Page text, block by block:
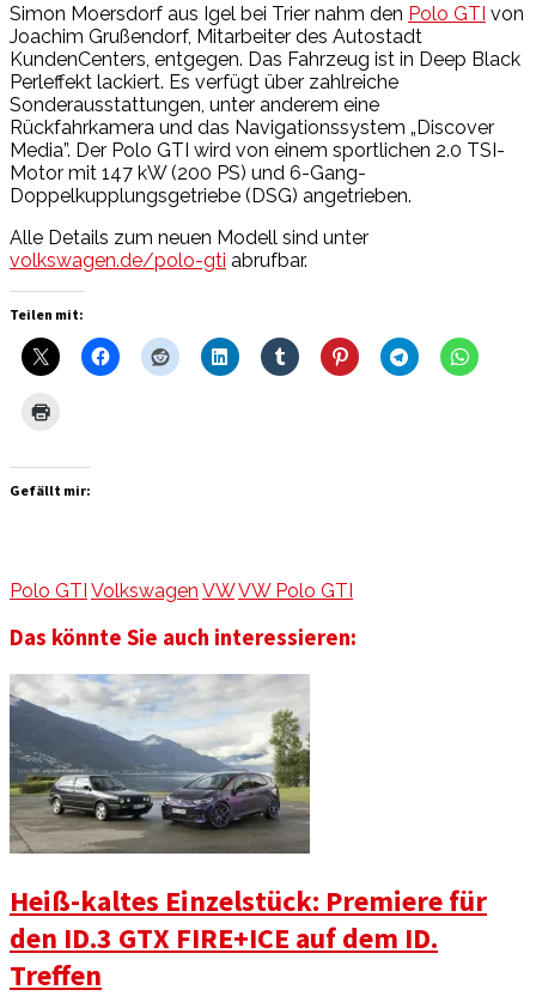
Simon Moersdorf aus Igel bei Trier nahm den Polo GTI von
Joachim Grußendorf, Mitarbeiter des Autostadt
KundenCenters, entgegen. Das Fahrzeug ist in Deep Black
Perleffekt lackiert. Es verfügt über zahlreiche
Sonderausstattungen, unter anderem eine
Rückfahrkamera und das Navigationssystem „Discover
Media”. Der Polo GTI wird von einem sportlichen 2.0 TSI-
Motor mit 147 kW (200 PS) und 6-Gang-
Doppelkupplungsgetriebe (DSG) angetrieben.
Alle Details zum neuen Modell sind unter
volkswagen.de/polo-gti abrufbar.
Teilen mit:
Gefällt mir:
Polo GTI Volkswagen VWVW Polo GTI
Das könnte Sie auch interessieren:
Heiß-kaltes Einzelstück: Premiere für
den ID.3 GTX FIRE+ICE auf dem ID.
Treffen